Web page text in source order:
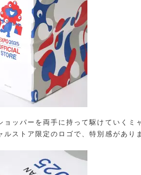
ョッパーを両手に持って駆けていくミ
ルストア限定のロゴで、特別感があり